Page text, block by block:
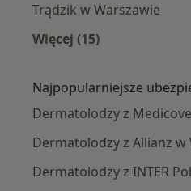
Trądzik w Warszawie
Więcej (15)
Najpopularniejsze
Dermatolodzy z
Dermatolodzy z Allianz w
Dermatolodzy z INTER